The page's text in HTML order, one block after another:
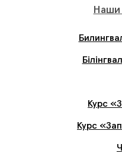
Наши
Курс
Курс